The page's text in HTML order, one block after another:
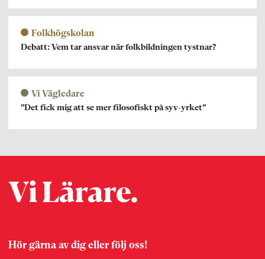
Folkhögskolan
Debatt: Vem tar ansvar när folkbildningen tystnar?
Vi Vägledare
”Det fick mig att se mer filosofiskt på syv-yrket”
Hör gärna av dig eller följ oss!